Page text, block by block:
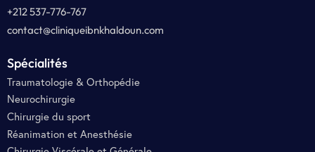
+212 537-776-767
contact@cliniqueibnkhaldoun.com
Spécialités
Traumatologie & Orthopédie
Neurochirurgie
Chirurgie du sport
Réanimation et Anesthésie